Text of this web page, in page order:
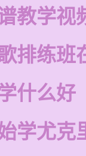
教学视
排练班
什么好
学尤克